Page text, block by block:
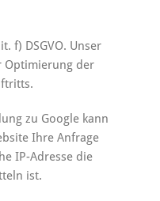
f) DSGVO. Unser
Optimierung der
zu Google kann
Ihre Anfrage
IP-Adresse die
ist.